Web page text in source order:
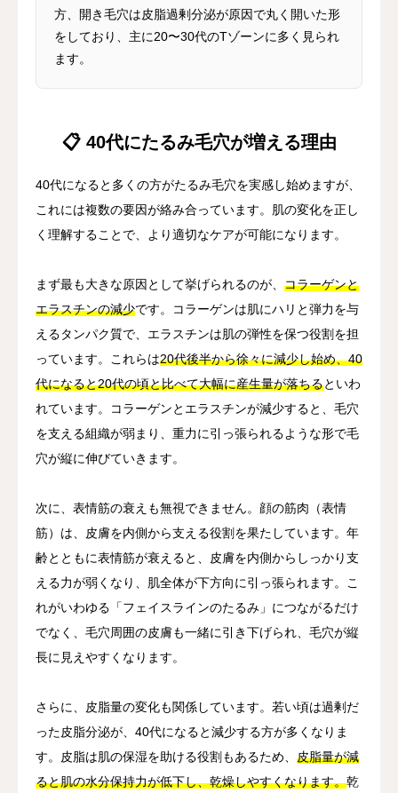
方、開き毛穴は皮脂過剰分泌が原因で丸く開いた形
をしており、主に20〜30代のTゾーンに多く見られ
ます。
📋 40代にたるみ毛穴が増える理由
40代になると多くの方がたるみ毛穴を実感し始めますが、
これには複数の要因が絡み合っています。肌の変化を正し
く理解することで、より適切なケアが可能になります。
まず最も大きな原因として挙げられるのが、 コラーゲンと
エラスチンの減少です。コラーゲンは肌にハリと弾力を与
えるタンパク質で、エラスチンは肌の弾性を保つ役割を担
っています。これらは20代後半から徐々に減少し始め、40
代になると20代の頃と比べて大幅に産生量が落ちるといわ
れています。コラーゲンとエラスチンが減少すると、毛穴
を支える組織が弱まり、重力に引っ張られるような形で毛
穴が縦に伸びていきます。
次に、表情筋の衰えも無視できません。顔の筋肉（表情
筋）は、皮膚を内側から支える役割を果たしています。年
齢とともに表情筋が衰えると、皮膚を内側からしっかり支
える力が弱くなり、肌全体が下方向に引っ張られます。こ
れがいわゆる「フェイスラインのたるみ」につながるだけ
でなく、毛穴周囲の皮膚も一緒に引き下げられ、毛穴が縦
長に見えやすくなります。
さらに、皮脂量の変化も関係しています。若い頃は過剰だ
った皮脂分泌が、40代になると減少する方が多くなりま
す。皮脂は肌の保湿を助ける役割もあるため、 皮脂量が減
ると肌の水分保持力が低下し、乾燥しやすくなります。乾